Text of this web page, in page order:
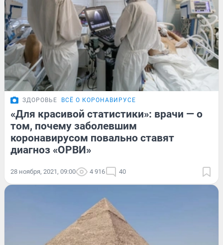
ЗДОРОВЬЕ ВСЁ О КОРОНАВИРУСЕ
«Для красивой статистики»: врачи — о
том, почему заболевшим
коронавирусом повально ставят
диагноз «ОРВИ»
28 ноября, 2021, 09:00 4 916 40